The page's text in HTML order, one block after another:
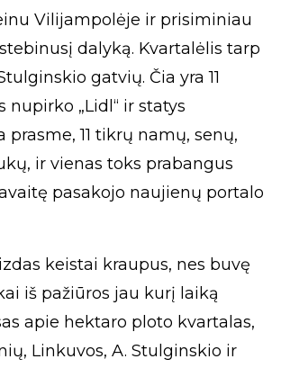
Vilijampolėje ir prisiminiau
dalyką. Kvartalėlis tarp
gatvių. Čia yra 11
nupirko „Lidl“ ir statys
prasme, 11 tikrų namų, senų,
ir vienas toks prabangus
pasakojo naujienų portalo
keistai kraupus, nes buvę
iš pažiūros jau kurį laiką
apie hektaro ploto kvartalas,
Linkuvos, A. Stulginskio ir